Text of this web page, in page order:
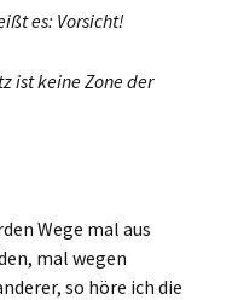
es: Vorsicht!
ist keine Zone der
Wege mal aus
mal wegen
so höre ich die